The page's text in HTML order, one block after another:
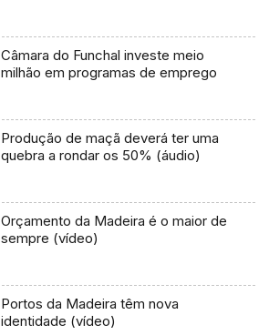
Câmara do Funchal investe meio
milhão em programas de emprego
Produção de maçã deverá ter uma
quebra a rondar os 50% (áudio)
Orçamento da Madeira é o maior de
sempre (vídeo)
Portos da Madeira têm nova
identidade (vídeo)